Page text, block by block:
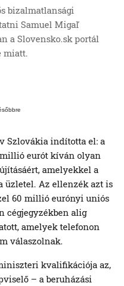
bizalmatlansági
Samuel Migaľ
a Slovensko.sk portál
miatt.
eurót kíván olyan
amelyekkel a
üzletel. Az ellenzék azt is
60 millió eurónyi uniós
cégjegyzékben alig
amelyek telefonon
válaszolnak.
kvalifikációja az,
– a beruházási